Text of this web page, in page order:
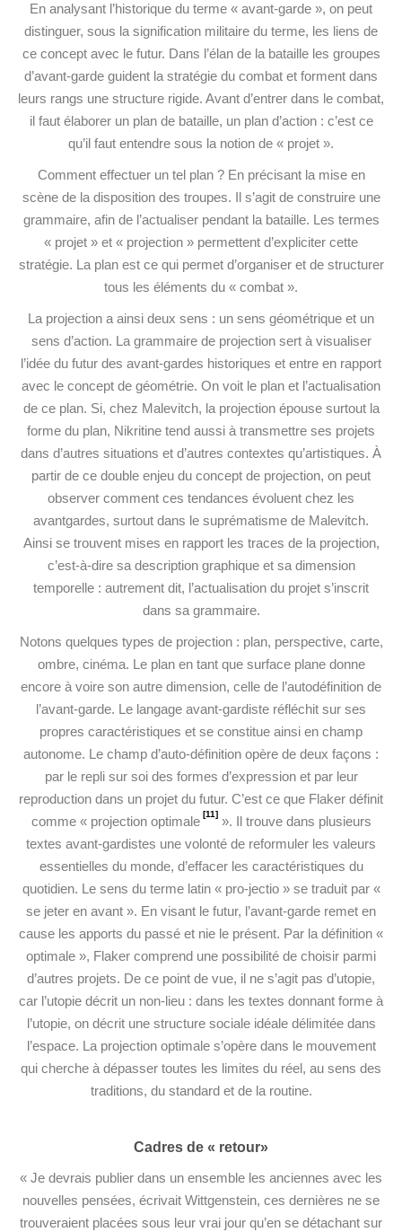
En analysant l’historique du terme « avant-garde », on peut
distinguer, sous la signification militaire du terme, les liens de
ce concept avec le futur. Dans l’élan de la bataille les groupes
d’avant-garde guident la stratégie du combat et forment dans
leurs rangs une structure rigide. Avant d’entrer dans le combat,
il faut élaborer un plan de bataille, un plan d’action : c’est ce
qu’il faut entendre sous la notion de « projet ».
Comment effectuer un tel plan ? En précisant la mise en
scène de la disposition des troupes. Il s’agit de construire une
grammaire, afin de l’actualiser pendant la bataille. Les termes
« projet » et « projection » permettent d’expliciter cette
stratégie. La plan est ce qui permet d’organiser et de structurer
tous les éléments du « combat ».
La projection a ainsi deux sens : un sens géométrique et un
sens d’action. La grammaire de projection sert à visualiser
l’idée du futur des avant-gardes historiques et entre en rapport
avec le concept de géométrie. On voit le plan et l’actualisation
de ce plan. Si, chez Malevitch, la projection épouse surtout la
forme du plan, Nikritine tend aussi à transmettre ses projets
dans d’autres situations et d’autres contextes qu’artistiques. À
partir de ce double enjeu du concept de projection, on peut
observer comment ces tendances évoluent chez les
avantgardes, surtout dans le suprématisme de Malevitch.
Ainsi se trouvent mises en rapport les traces de la projection,
c’est-à-dire sa description graphique et sa dimension
temporelle : autrement dit, l’actualisation du projet s’inscrit
dans sa grammaire.
Notons quelques types de projection : plan, perspective, carte,
ombre, cinéma. Le plan en tant que surface plane donne
encore à voire son autre dimension, celle de l’autodéfinition de
l’avant-garde. Le langage avant-gardiste réfléchit sur ses
propres caractéristiques et se constitue ainsi en champ
autonome. Le champ d’auto-définition opère de deux façons :
par le repli sur soi des formes d’expression et par leur
reproduction dans un projet du futur. C’est ce que Flaker définit
comme « projection optimale [11]». Il trouve dans plusieurs
textes avant-gardistes une volonté de reformuler les valeurs
essentielles du monde, d’effacer les caractéristiques du
quotidien. Le sens du terme latin « pro-jectio » se traduit par «
se jeter en avant ». En visant le futur, l’avant-garde remet en
cause les apports du passé et nie le présent. Par la définition «
optimale », Flaker comprend une possibilité de choisir parmi
d’autres projets. De ce point de vue, il ne s’agit pas d’utopie,
car l’utopie décrit un non-lieu : dans les textes donnant forme à
l’utopie, on décrit une structure sociale idéale délimitée dans
l’espace. La projection optimale s’opère dans le mouvement
qui cherche à dépasser toutes les limites du réel, au sens des
traditions, du standard et de la routine.
Cadres de « retour»
« Je devrais publier dans un ensemble les anciennes avec les
nouvelles pensées, écrivait Wittgenstein, ces dernières ne se
trouveraient placées sous leur vrai jour qu’en se détachant sur